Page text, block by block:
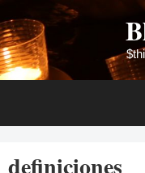
to
content
definiciones